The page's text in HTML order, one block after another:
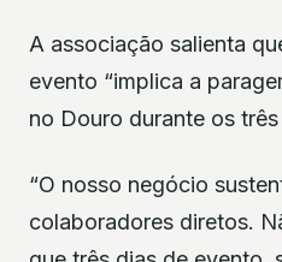
A associação salienta
evento “implica a
no Douro durante os
“O nosso negócio
colaboradores diretos.